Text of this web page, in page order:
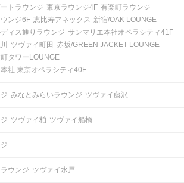
トラウンジ 東京ラウンジ4F 有楽町ラウンジ
ンジ6F 恵比寿アネックス 新宿/OAK LOUNGE
ィス通りラウンジ サンマリエ本社オペラシティ41F
ツヴァイ町田 赤坂/GREEN JACKET LOUNGE
タワーLOUNGE
社 東京オペラシティ40F
みなとみらいラウンジ ツヴァイ藤沢
ツヴァイ柏 ツヴァイ船橋
ウンジ ツヴァイ水戸